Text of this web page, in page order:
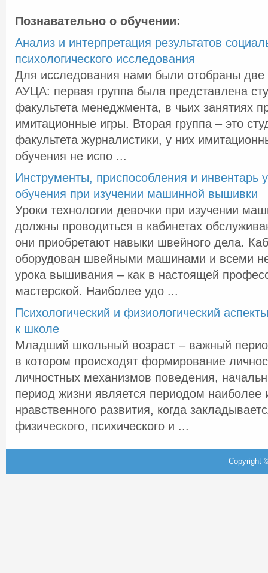
Познавательно о обучении:
Анализ и интерпретация результатов
психологического исследования
Для исследования нами были отобраны две
АУЦА: первая группа была представлена
факультета менеджмента, в чьих занятиях
имитационные игры. Вторая группа – это
факультета журналистики, у них
обучения не испо ...
Инструменты, приспособления и инвентарь
обучения при изучении машинной вышивки
Уроки технологии девочки при изучении
должны проводиться в кабинетах
они приобретают навыки швейного дела.
оборудован швейными машинами и всеми
урока вышивания – как в настоящей
мастерской. Наиболее удо ...
Психологический и физиологический
к школе
Младший школьный возраст – важный
в котором происходят формирование
личностных механизмов поведения,
период жизни является периодом наиболее
нравственного развития, когда
физического, психического и ...
Copyright